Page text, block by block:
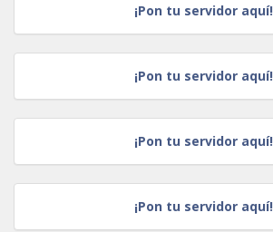
¡Pon tu servidor aquí!
¡Pon tu servidor aquí!
¡Pon tu servidor aquí!
¡Pon tu servidor aquí!